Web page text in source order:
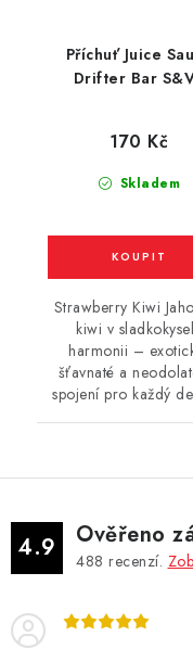
Příchuť Juice
Drifter Bar
Skladem
170 Kč
Strawberry Kiwi
kiwi v
harmonii –
šťavnaté a
spojení pro každý
4.9 Ověřeno
488 recenzí.